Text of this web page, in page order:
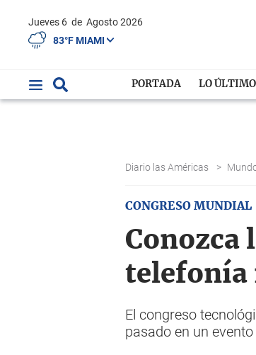
Jueves 6 de Agosto 2026
83°F MIAMI
PORTADA LO ÚLTIMO
Diario las Américas >
CONGRESO MUNDIAL
Conozca
telefonía
El congreso
pasado en un